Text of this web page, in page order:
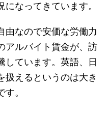
なってきています。
由なので安価な労働力
アルバイト賃金が、訪
しています。英語、日
扱えるというのは大き
。